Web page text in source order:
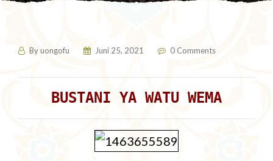
Byuongofu Juni 25, 2021 0 Comments
BUSTANI YA WATU WEMA